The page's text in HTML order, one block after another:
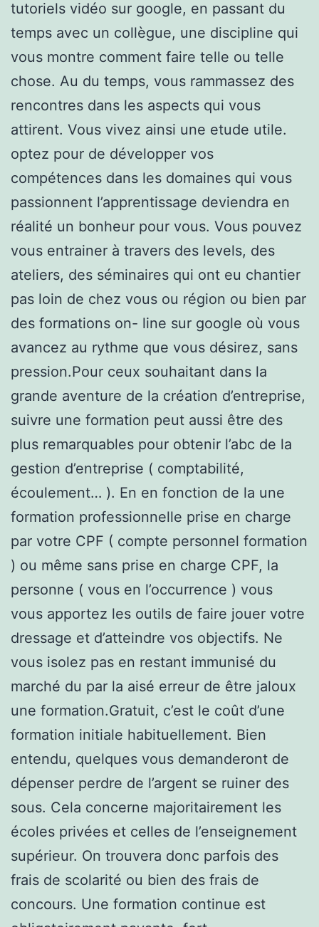
tutoriels vidéo sur google, en passant du
temps avec un collègue, une discipline qui
vous montre comment faire telle ou telle
chose. Au du temps, vous rammassez des
rencontres dans les aspects qui vous
attirent. Vous vivez ainsi une etude utile.
optez pour de développer vos
compétences dans les domaines qui vous
passionnent l’apprentissage deviendra en
réalité un bonheur pour vous. Vous pouvez
vous entrainer à travers des levels, des
ateliers, des séminaires qui ont eu chantier
pas loin de chez vous ou région ou bien par
des formations on- line sur google où vous
avancez au rythme que vous désirez, sans
pression.Pour ceux souhaitant dans la
grande aventure de la création d’entreprise,
suivre une formation peut aussi être des
plus remarquables pour obtenir l’abc de la
gestion d’entreprise ( comptabilité,
écoulement… ). En en fonction de la une
formation professionnelle prise en charge
par votre CPF ( compte personnel formation
) ou même sans prise en charge CPF, la
personne ( vous en l’occurrence ) vous
vous apportez les outils de faire jouer votre
dressage et d’atteindre vos objectifs. Ne
vous isolez pas en restant immunisé du
marché du par la aisé erreur de être jaloux
une formation.Gratuit, c’est le coût d’une
formation initiale habituellement. Bien
entendu, quelques vous demanderont de
dépenser perdre de l’argent se ruiner des
sous. Cela concerne majoritairement les
écoles privées et celles de l’enseignement
supérieur. On trouvera donc parfois des
frais de scolarité ou bien des frais de
concours. Une formation continue est